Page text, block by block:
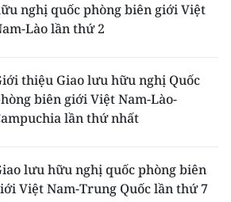
TIN
nghị quốc phòng biên giới Việt
Lào lần thứ 2
thiệu Giao lưu hữu nghị Quốc
biên giới Việt Nam-Lào-
lần thứ nhất
lưu hữu nghị quốc phòng biên
Việt Nam-Trung Quốc lần thứ 7